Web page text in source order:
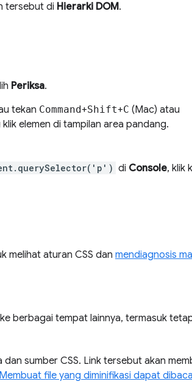
tersebut di Hierarki DOM.
Periksa.
tekan Command+Shift+C (Mac) atau
elemen di tampilan area pandang.
di Console, klik
melihat aturan CSS dan mendiagnosis
berbagai tempat lainnya, termasuk
sumber CSS. Link tersebut akan
Membuat file yang diminifikasi dapat dibaca